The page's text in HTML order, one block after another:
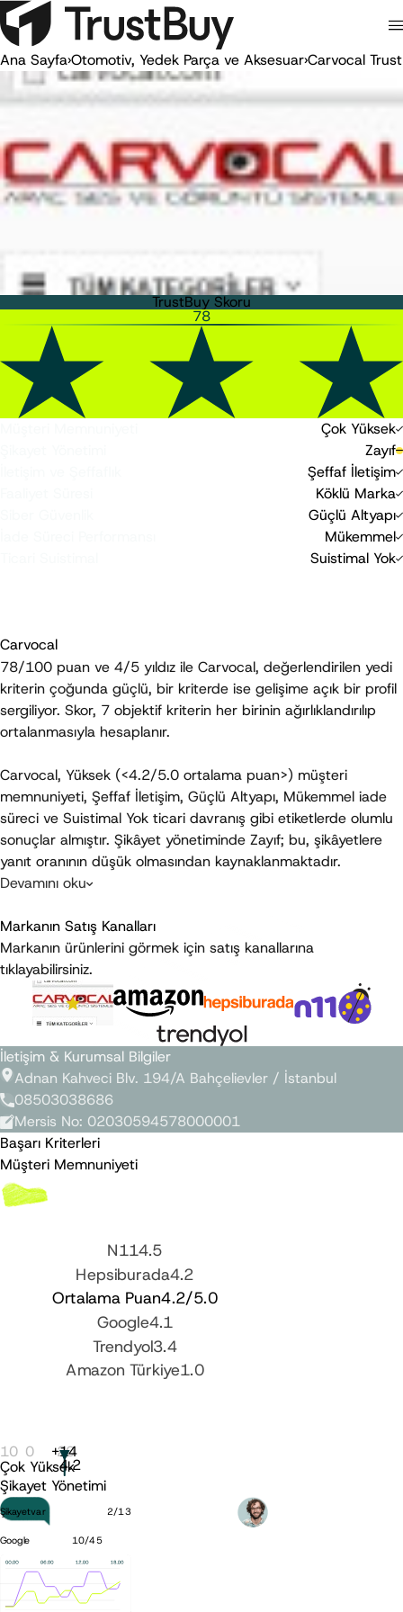
Ana Sayfa›Otomotiv, Yedek Parça ve Aksesuar›Carvocal
TrustBuy Skoru
78
Çok Yüksek
0 20
Zayıf
20
Şeffaf İletişim
20
Köklü Marka
0 20
Güçlü Altyapı
0 20
Mükemmel
0
Suistimal Yok
Carvocal
78/100 puan ve 4/5 yıldız ile Carvocal, değerlendirilen yedi
kriterin çoğunda güçlü, bir kriterde ise gelişime açık bir profil
sergiliyor. Skor, 7 objektif kriterin her birinin ağırlıklandırılıp
ortalanmasıyla hesaplanır.
Carvocal, Yüksek (<4.2/5.0 ortalama puan>) müşteri
memnuniyeti, Şeffaf İletişim, Güçlü Altyapı, Mükemmel iade
süreci ve Suistimal Yok ticari davranış gibi etiketlerde olumlu
sonuçlar almıştır. Şikâyet yönetiminde Zayıf; bu, şikâyetlere
yanıt oranının düşük olmasından kaynaklanmaktadır.
Devamını oku
Markanın Satış Kanalları
Markanın ürünlerini görmek için satış kanallarına
tıklayabilirsiniz.
İletişim & Kurumsal Bilgiler
Adnan Kahveci Blv. 194/A Bahçelievler / İstanbul
08503038686
Mersis No: 02030594578000001
Başarı Kriterleri
Müşteri Memnuniyeti
N114.5
Hepsiburada4.2
Ortalama Puan4.2/5.0
Google4.1
Trendyol3.4
Amazon Türkiye1.0
10 0 20
+14
4.2
Çok Yüksek
Şikayet Yönetimi
Şikayetvar 2/13
Google 10/45